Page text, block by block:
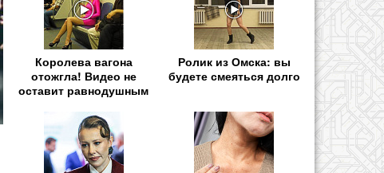
Королева вагона
отожгла! Видео не
оставит равнодушным
Ролик из Омска: вы
будете смеяться долго